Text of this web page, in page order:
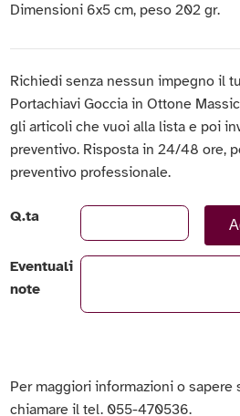
Dimensioni 6x5 cm, peso 202 gr.
Richiedi senza nessun impegno il
Portachiavi Goccia in Ottone
gli articoli che vuoi alla lista e poi
preventivo. Risposta in 24/48 ore,
preventivo professionale.
Q.ta
Eventuali
note
Per maggiori informazioni o sapere
chiamare il tel. 055-470536.